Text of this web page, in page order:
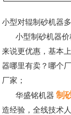
小型对辊制砂机器
小型制砂机器价
来说更优惠，基本
器哪里有卖？哪个
厂家；
华盛铭机器 制
造经验，全线技术